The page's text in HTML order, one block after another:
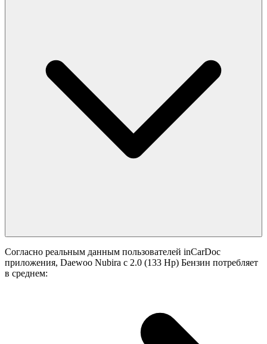
Согласно реальным данным пользователей inCarDoc
приложения, Daewoo Nubira с 2.0 (133 Hp) Бензин потребляет
в среднем: